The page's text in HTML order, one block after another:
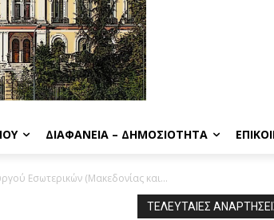
ΔΙΑΦΆΝΕΙΑ – ΔΗΜΟΣΙΌΤΗΤΑ
Εσωτερικών (Μακεδονίας και...
ΤΕΛΕΥΤΑΙΕΣ